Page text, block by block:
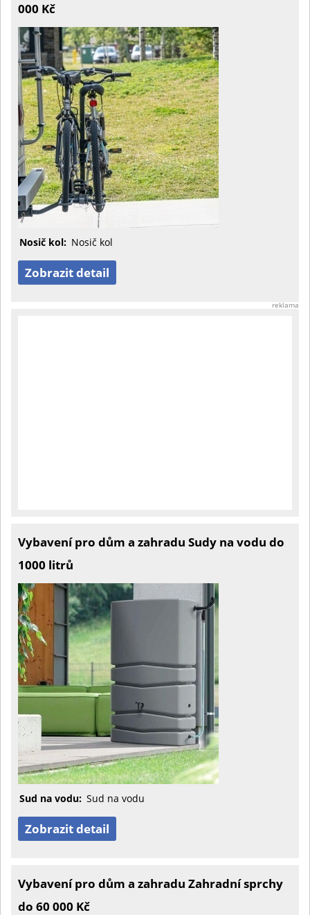
000 Kč
Nosič kol: Nosič kol
Zobrazit detail
reklama
Vybavení pro dům a zahradu Sudy na vodu do
1000 litrů
Sud na vodu: Sud na vodu
Zobrazit detail
Vybavení pro dům a zahradu Zahradní sprchy
do 60 000 Kč